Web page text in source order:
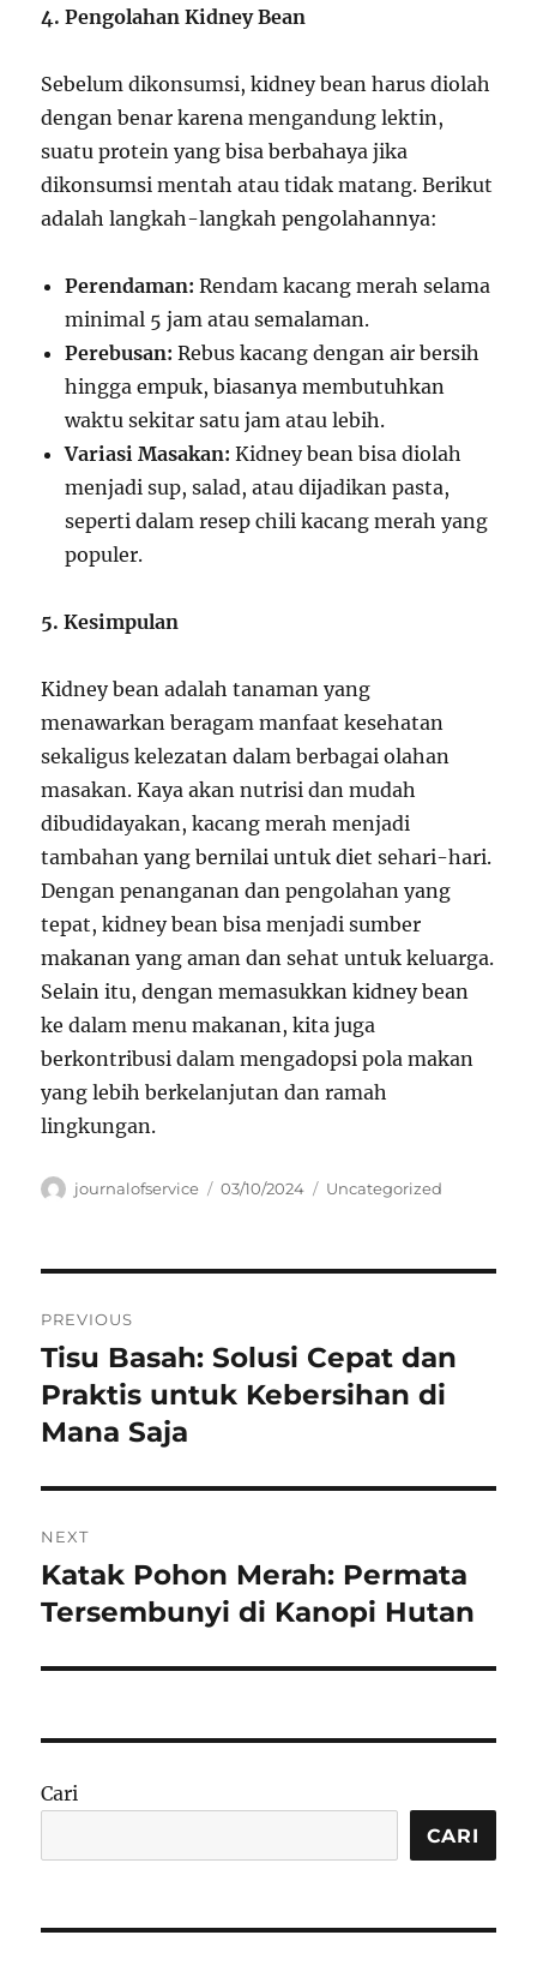
4. Pengolahan Kidney Bean
Sebelum dikonsumsi, kidney bean harus diolah
dengan benar karena mengandung lektin,
suatu protein yang bisa berbahaya jika
dikonsumsi mentah atau tidak matang. Berikut
adalah langkah-langkah pengolahannya:
Perendaman: Rendam kacang merah selama
minimal 5 jam atau semalaman.
Perebusan: Rebus kacang dengan air bersih
hingga empuk, biasanya membutuhkan
waktu sekitar satu jam atau lebih.
Variasi Masakan: Kidney bean bisa diolah
menjadi sup, salad, atau dijadikan pasta,
seperti dalam resep chili kacang merah yang
populer.
5. Kesimpulan
Kidney bean adalah tanaman yang
menawarkan beragam manfaat kesehatan
sekaligus kelezatan dalam berbagai olahan
masakan. Kaya akan nutrisi dan mudah
dibudidayakan, kacang merah menjadi
tambahan yang bernilai untuk diet sehari-hari.
Dengan penanganan dan pengolahan yang
tepat, kidney bean bisa menjadi sumber
makanan yang aman dan sehat untuk keluarga.
Selain itu, dengan memasukkan kidney bean
ke dalam menu makanan, kita juga
berkontribusi dalam mengadopsi pola makan
yang lebih berkelanjutan dan ramah
lingkungan.
Author
journalofservice
Posted
03/10/2024 Categories
Uncategorized
pos
PREVIOUS
Previous
post:
Tisu Basah: Solusi Cepat dan
Praktis untuk Kebersihan di
Mana Saja
NEXT
Next
post:
Katak Pohon Merah: Permata
Tersembunyi di Kanopi Hutan
Cari
CARI